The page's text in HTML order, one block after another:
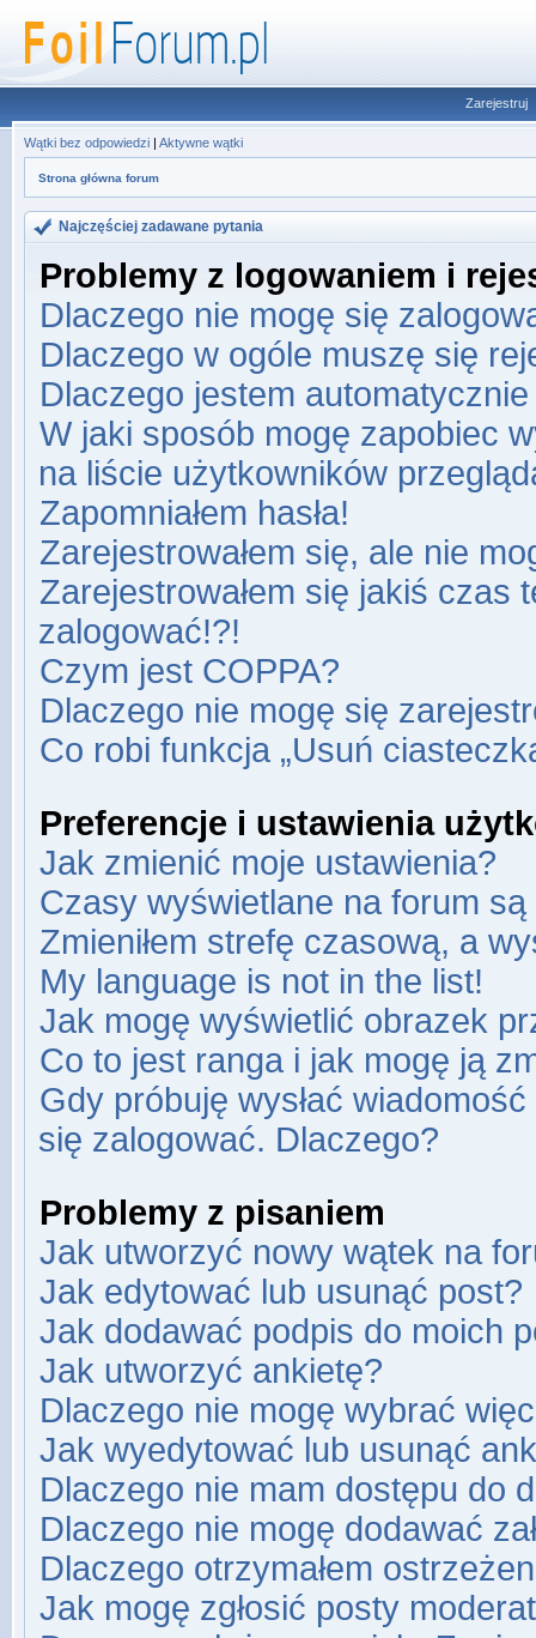
Zarejestruj
Wątki bez odpowiedzi | Aktywne wątki
Strona główna forum
Najczęściej zadawane pytania
Problemy z logowaniem i
Dlaczego nie mogę się
Dlaczego w ogóle muszę się
Dlaczego jestem
W jaki sposób mogę zapobiec
na liście użytkowników
Zapomniałem hasła!
Zarejestrowałem się, ale nie
Zarejestrowałem się jakiś czas
zalogować!?!
Czym jest COPPA?
Dlaczego nie mogę się
Co robi funkcja „Usuń
Preferencje i ustawienia
Jak zmienić moje ustawienia?
Czasy wyświetlane na forum są
Zmieniłem strefę czasową, a
My language is not in the list!
Jak mogę wyświetlić obrazek
Co to jest ranga i jak mogę ją
Gdy próbuję wysłać
się zalogować. Dlaczego?
Problemy z pisaniem
Jak utworzyć nowy wątek na
Jak edytować lub usunąć post?
Jak dodawać podpis do moich
Jak utworzyć ankietę?
Dlaczego nie mogę wybrać
Jak wyedytować lub usunąć
Dlaczego nie mam dostępu do
Dlaczego nie mogę dodawać
Dlaczego otrzymałem
Jak mogę zgłosić posty